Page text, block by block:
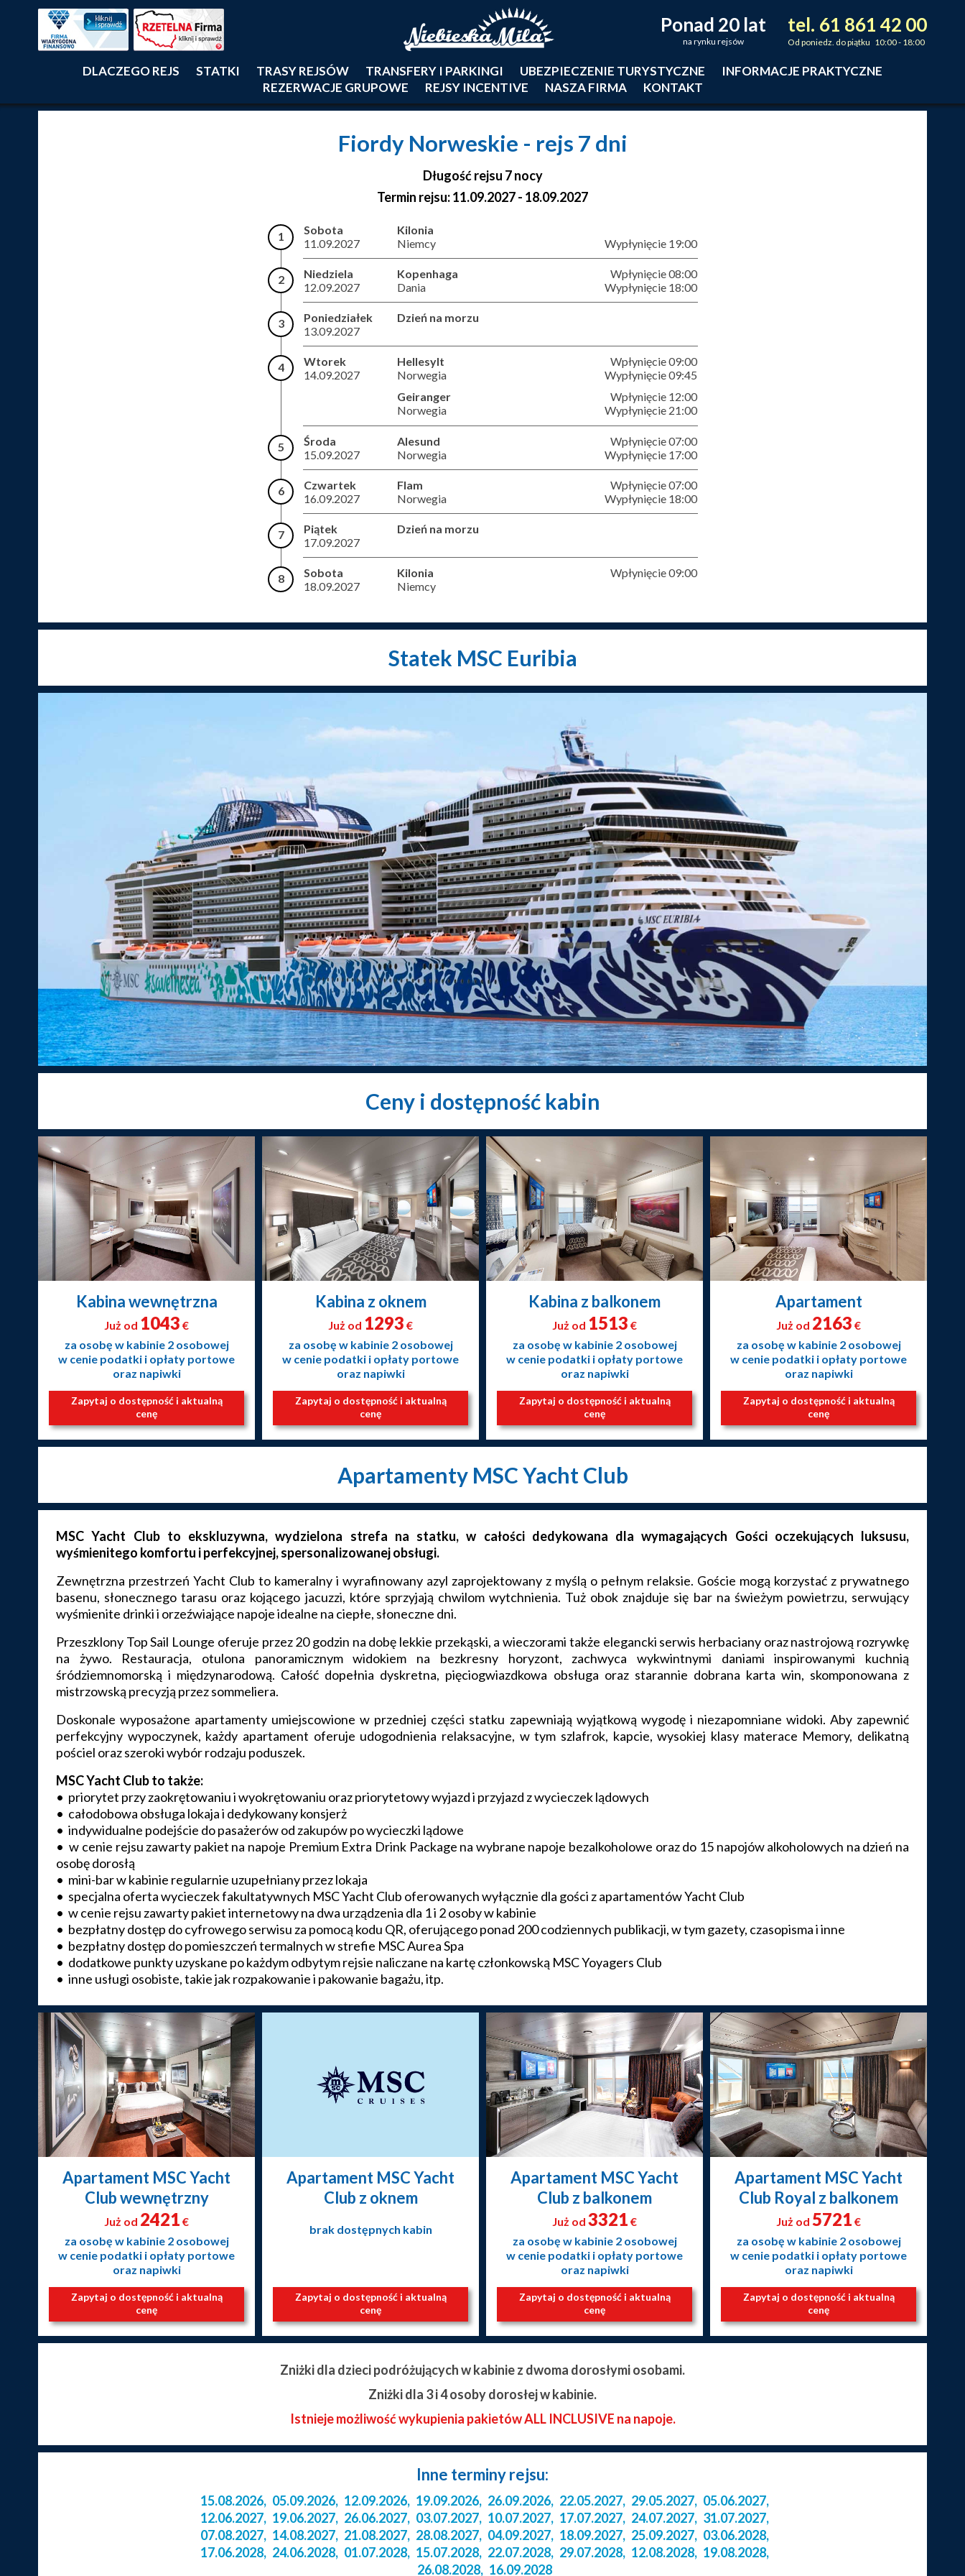
tel. 61 861 42 00
Od poniedz. do piątku 10:00 - 18:00
Ponad 20 lat
na rynku rejsów
DLACZEGO REJS STATKI TRASY REJSÓW TRANSFERY I PARKINGI UBEZPIECZENIE TURYSTYCZNE
INFORMACJE PRAKTYCZNE
REZERWACJE GRUPOWE
REJSY INCENTIVE NASZA FIRMA KONTAKT
Fiordy Norweskie - rejs 7 dni
Długość rejsu 7 nocy
Termin rejsu: 11.09.2027 - 18.09.2027
1
Sobota
11.09.2027
Kilonia
Niemcy
Wypłynięcie 19:00
2
Niedziela
12.09.2027
Kopenhaga
Dania
Wpłynięcie 08:00
Wypłynięcie 18:00
3
Poniedziałek
13.09.2027
Dzień na morzu
4
Wtorek
14.09.2027
Hellesylt
Norwegia
Wpłynięcie 09:00
Wypłynięcie 09:45
Geiranger
Norwegia
Wpłynięcie 12:00
Wypłynięcie 21:00
5
Środa
15.09.2027
Alesund
Norwegia
Wpłynięcie 07:00
Wypłynięcie 17:00
6
Czwartek
16.09.2027
Flam
Norwegia
Wpłynięcie 07:00
Wypłynięcie 18:00
7
Piątek
17.09.2027
Dzień na morzu
8
Sobota
18.09.2027
Kilonia
Niemcy
Wpłynięcie 09:00
Statek MSC Euribia
Ceny i dostępność kabin
Kabina wewnętrzna
Już od 1043 €
za osobę w kabinie 2 osobowej
w cenie podatki i opłaty portowe
oraz napiwki
Zapytaj o dostępność i aktualną
cenę
Kabina z oknem
Już od 1293 €
za osobę w kabinie 2 osobowej
w cenie podatki i opłaty portowe
oraz napiwki
Zapytaj o dostępność i aktualną
cenę
Kabina z balkonem
Już od 1513 €
za osobę w kabinie 2 osobowej
w cenie podatki i opłaty portowe
oraz napiwki
Zapytaj o dostępność i aktualną
cenę
Apartament
Już od 2163 €
za osobę w kabinie 2 osobowej
w cenie podatki i opłaty portowe
oraz napiwki
Zapytaj o dostępność i aktualną
cenę
Apartamenty MSC Yacht Club
MSC Yacht Club to ekskluzywna, wydzielona strefa na statku, w całości dedykowana dla wymagających Gości oczekujących luksusu,
wyśmienitego komfortu i perfekcyjnej, spersonalizowanej obsługi.
Zewnętrzna przestrzeń Yacht Club to kameralny i wyrafinowany azyl zaprojektowany z myślą o pełnym relaksie. Goście mogą korzystać z prywatnego
basenu, słonecznego tarasu oraz kojącego jacuzzi, które sprzyjają chwilom wytchnienia. Tuż obok znajduje się bar na świeżym powietrzu, serwujący
wyśmienite drinki i orzeźwiające napoje idealne na ciepłe, słoneczne dni.
Przeszklony Top Sail Lounge oferuje przez 20 godzin na dobę lekkie przekąski, a wieczorami także elegancki serwis herbaciany oraz nastrojową rozrywkę
na żywo. Restauracja, otulona panoramicznym widokiem na bezkresny horyzont, zachwyca wykwintnymi daniami inspirowanymi kuchnią
śródziemnomorską i międzynarodową. Całość dopełnia dyskretna, pięciogwiazdkowa obsługa oraz starannie dobrana karta win, skomponowana z
mistrzowską precyzją przez sommeliera.
Doskonale wyposażone apartamenty umiejscowione w przedniej części statku zapewniają wyjątkową wygodę i niezapomniane widoki. Aby zapewnić
perfekcyjny wypoczynek, każdy apartament oferuje udogodnienia relaksacyjne, w tym szlafrok, kapcie, wysokiej klasy materace Memory, delikatną
pościel oraz szeroki wybór rodzaju poduszek.
MSC Yacht Club to także:
• priorytet przy zaokrętowaniu i wyokrętowaniu oraz priorytetowy wyjazd i przyjazd z wycieczek lądowych
• całodobowa obsługa lokaja i dedykowany konsjerż
• indywidualne podejście do pasażerów od zakupów po wycieczki lądowe
• w cenie rejsu zawarty pakiet na napoje Premium Extra Drink Package na wybrane napoje bezalkoholowe oraz do 15 napojów alkoholowych na dzień na
osobę dorosłą
• mini-bar w kabinie regularnie uzupełniany przez lokaja
• specjalna oferta wycieczek fakultatywnych MSC Yacht Club oferowanych wyłącznie dla gości z apartamentów Yacht Club
• w cenie rejsu zawarty pakiet internetowy na dwa urządzenia dla 1 i 2 osoby w kabinie
• bezpłatny dostęp do cyfrowego serwisu za pomocą kodu QR, oferującego ponad 200 codziennych publikacji, w tym gazety, czasopisma i inne
• bezpłatny dostęp do pomieszczeń termalnych w strefie MSC Aurea Spa
• dodatkowe punkty uzyskane po każdym odbytym rejsie naliczane na kartę członkowską MSC Yoyagers Club
• inne usługi osobiste, takie jak rozpakowanie i pakowanie bagażu, itp.
Apartament MSC Yacht
Club wewnętrzny
Już od 2421 €
za osobę w kabinie 2 osobowej
w cenie podatki i opłaty portowe
oraz napiwki
Zapytaj o dostępność i aktualną
cenę
Apartament MSC Yacht
Club z oknem
brak dostępnych kabin
Zapytaj o dostępność i aktualną
cenę
Apartament MSC Yacht
Club z balkonem
Już od 3321 €
za osobę w kabinie 2 osobowej
w cenie podatki i opłaty portowe
oraz napiwki
Zapytaj o dostępność i aktualną
cenę
Apartament MSC Yacht
Club Royal z balkonem
Już od 5721 €
za osobę w kabinie 2 osobowej
w cenie podatki i opłaty portowe
oraz napiwki
Zapytaj o dostępność i aktualną
cenę
Zniżki dla dzieci podróżujących w kabinie z dwoma dorosłymi osobami.
Zniżki dla 3 i 4 osoby dorosłej w kabinie.
Istnieje możliwość wykupienia pakietów ALL INCLUSIVE na napoje.
Inne terminy rejsu:
15.08.2026, 05.09.2026, 12.09.2026, 19.09.2026, 26.09.2026, 22.05.2027, 29.05.2027, 05.06.2027,
12.06.2027, 19.06.2027, 26.06.2027, 03.07.2027, 10.07.2027, 17.07.2027, 24.07.2027, 31.07.2027,
07.08.2027, 14.08.2027, 21.08.2027, 28.08.2027, 04.09.2027, 18.09.2027, 25.09.2027, 03.06.2028,
17.06.2028, 24.06.2028, 01.07.2028, 15.07.2028, 22.07.2028, 29.07.2028, 12.08.2028, 19.08.2028,
26.08.2028, 16.09.2028